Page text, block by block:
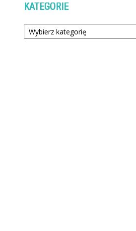
KATEGORIE
Kategorie